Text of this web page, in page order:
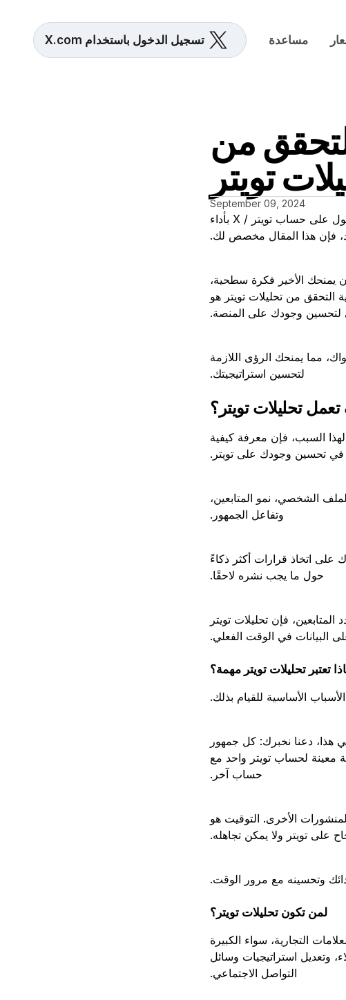
مساعدة تسجيل الدخول باستخدام X.com
من
تويتر
September 09, 2024
إذا كان تويتر جزءًا من استراتيجيتك التسويقية، أو كنت ترغب ببساطة في الحصول على حساب تويتر / X بأداء
فإن هذا المقال مخصص لك.
أن يمنحك الأخير فكرة سطحية،
التحقق من تحليلات تويتر هو
لتحسين وجودك على المنصة.
مما يمنحك الرؤى اللازمة
لتحسين استراتيجيتك.
تحليلات تويتر؟
السبب، فإن معرفة كيفية
في تحسين وجودك على تويتر.
الشخصي، نمو المتابعين،
وتفاعل الجمهور.
اتخاذ قرارات أكثر ذكاءً
حول ما يجب نشره لاحقًا.
فإن تحليلات تويتر
البيانات في الوقت الفعلي.
تعتبر تحليلات تويتر مهمة؟
الأساسية للقيام بذلك.
هذا، دعنا نخبرك: كل جمهور
معينة لحساب تويتر واحد مع
حساب آخر.
الأخرى. التوقيت هو
على تويتر ولا يمكن تجاهله.
وتحسينه مع مرور الوقت.
لمن تكون تحليلات تويتر؟
التجارية، سواء الكبيرة
وتعديل استراتيجيات وسائل
التواصل الاجتماعي.